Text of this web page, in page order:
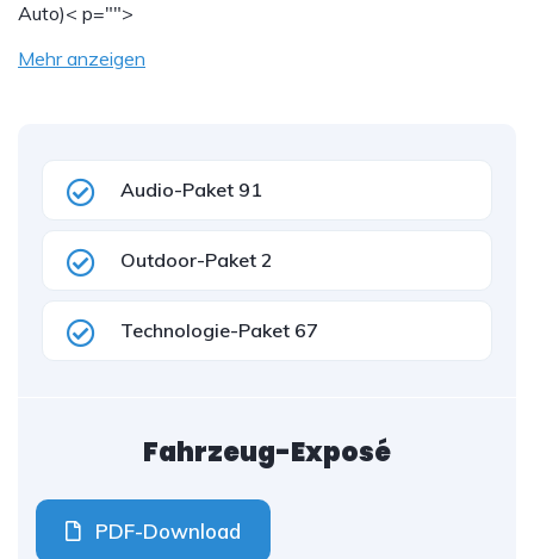
Auto)< p="">
Mehr anzeigen
Audio-Paket 91
Outdoor-Paket 2
Technologie-Paket 67
Fahrzeug-Exposé
PDF-Download